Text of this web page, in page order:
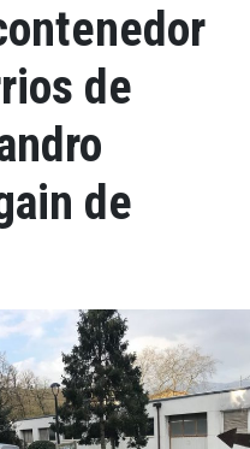
de
de